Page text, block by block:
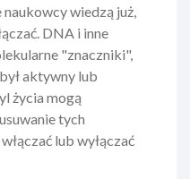
wiedzą już,
DNA i inne
"znaczniki",
aktywny lub
życia mogą
tych
lub wyłączać